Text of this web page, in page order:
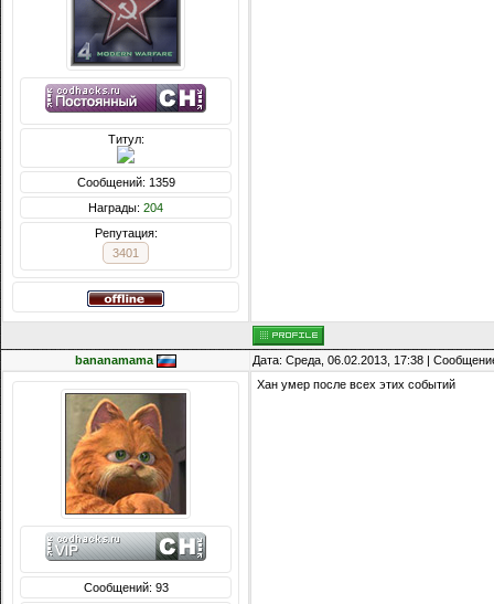
Титул:
Сообщений: 1359
Награды: 204
Репутация:
3401
bananamama Дата: Среда, 06.02.2013, 17:38 |
Сообщений: 93
Хан умер после всех этих событий